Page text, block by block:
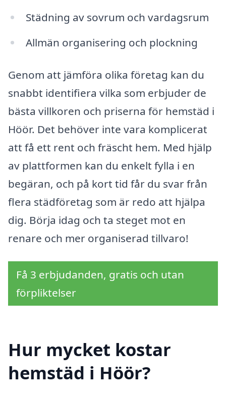
Städning av sovrum och vardagsrum
Allmän organisering och plockning
Genom att jämföra olika företag kan du
snabbt identifiera vilka som erbjuder de
bästa villkoren och priserna för hemstäd i
Höör. Det behöver inte vara komplicerat
att få ett rent och fräscht hem. Med hjälp
av plattformen kan du enkelt fylla i en
begäran, och på kort tid får du svar från
flera städföretag som är redo att hjälpa
dig. Börja idag och ta steget mot en
renare och mer organiserad tillvaro!
Få 3 erbjudanden, gratis och utan
förpliktelser
Hur mycket kostar
hemstäd i Höör?